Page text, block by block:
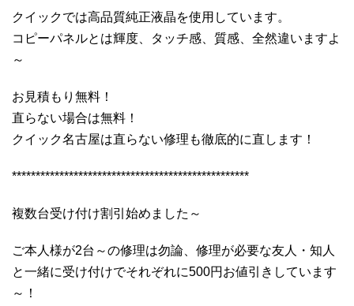
クイックでは高品質純正液晶を使用しています。
コピーパネルとは輝度、タッチ感、質感、全然違いますよ
～
お見積もり無料！
直らない場合は無料！
クイック名古屋は直らない修理も徹底的に直します！
**************************************************
複数台受け付け割引始めました～
ご本人様が2台～の修理は勿論、修理が必要な友人・知人
と一緒に受け付けでそれぞれに500円お値引きしています
～！